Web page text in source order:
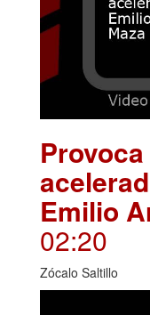
Emilio
02:20
Zócalo Saltillo